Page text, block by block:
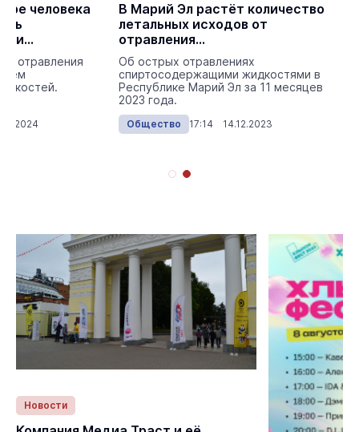
человека
отравления
В Марий Эл растёт количество
летальных исходов от
отравления
спиртосодержащими
жидкостями
Об острых отравлениях
спиртосодержащими жидкостями в
Республике Марий Эл за 11 месяцев
2023 года.
Общество 17:14 14.12.2023
Новости
Статьи